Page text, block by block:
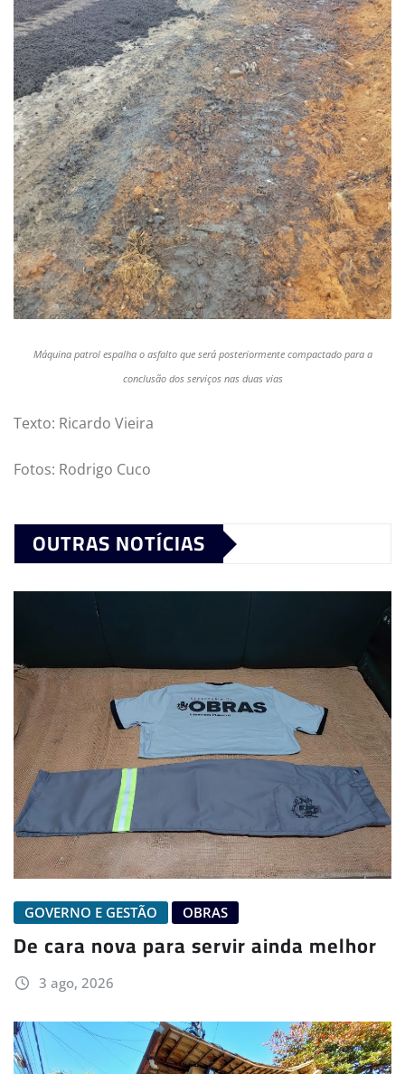
Máquina patrol espalha o asfalto que será posteriormente compactado para a
conclusão dos serviços nas duas vias
Texto: Ricardo Vieira
Fotos: Rodrigo Cuco
OUTRAS NOTÍCIAS
GOVERNO E GESTÃO OBRAS
De cara nova para servir ainda melhor
3 ago, 2026